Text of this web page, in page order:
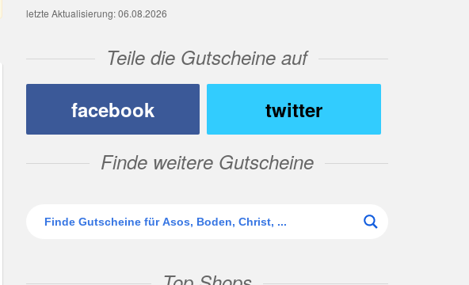
letzte Aktualisierung: 06.08.2026
Teile die Gutscheine auf
facebook
twitter
Finde weitere Gutscheine